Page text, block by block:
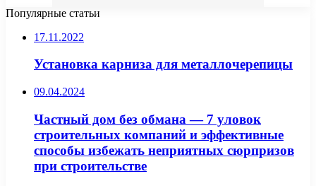
Популярные статьи
17.11.2022
Установка карниза для металлочерепицы
09.04.2024
Частный дом без обмана — 7 уловок
строительных компаний и эффективные
способы избежать неприятных сюрпризов
при строительстве